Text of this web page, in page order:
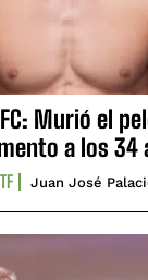
Murió el
a los 34
Juan José